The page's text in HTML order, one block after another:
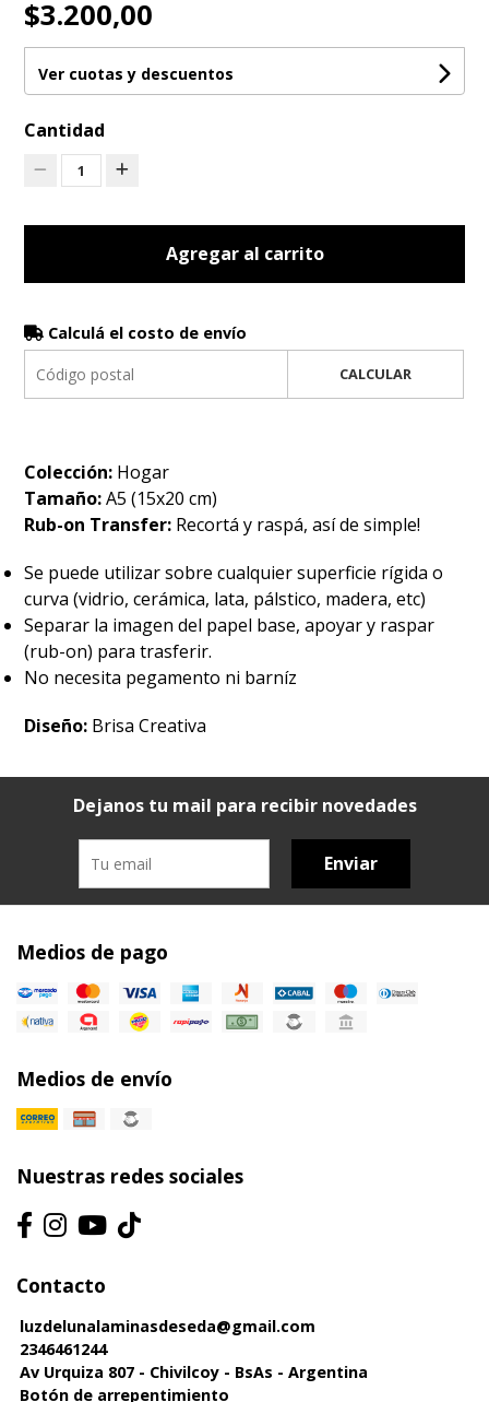
$3.200,00
Ver cuotas y descuentos
Cantidad
1
Agregar al carrito
Calculá el costo de envío
CALCULAR
Colección: Hogar
Tamaño:A5 (15x20 cm)
Rub-on Transfer: Recortá y raspá, así de simple!
Se puede utilizar sobre cualquier superficie rígida o
curva (vidrio, cerámica, lata, pálstico, madera, etc)
Separar la imagen del papel base, apoyar y raspar
(rub-on) para trasferir.
No necesita pegamento ni barníz
Diseño: Brisa Creativa
Dejanos tu mail para recibir novedades
Enviar
Medios de pago
Medios de envío
Nuestras redes sociales
Contacto
luzdelunalaminasdeseda@gmail.com
2346461244
Av Urquiza 807 - Chivilcoy - BsAs - Argentina
Botón de arrepentimiento